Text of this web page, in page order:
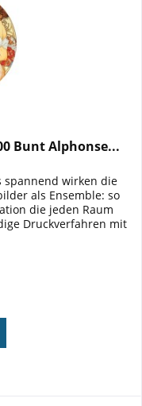
Bunt Alphonse...
spannend wirken die
als Ensemble: so
die jeden Raum
Druckverfahren mit